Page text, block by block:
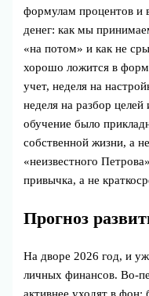
формулам процентов и
денег: как мы
«на потом» и как не
хорошо ложится в
учет, неделя на
неделя на разбор
обучение было
собственной жизни, а
«неизвестного
привычка, а не
Прогноз
На дворе 2026 год, и
личных финансов.
активнее уходят в фон: